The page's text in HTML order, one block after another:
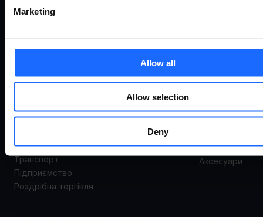
Marketing
Allow all
Allow selection
Deny
ВАРІАНТИ
ВИКОРИСТАННЯ
Промисловістьта автоматизація
Енергоспоживання та комунальні послуги
Smart city
Транспорт
Підприємство
Роздрібна торгівля
керування
Комутатори
Точки доступу
Аксесуари